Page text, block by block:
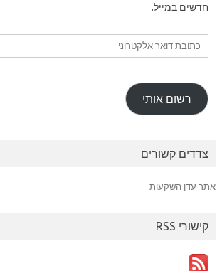
חדשים במייל.
רשום אותי
צדדים קשורים
אתר עדן השקעות
קישורי RSS